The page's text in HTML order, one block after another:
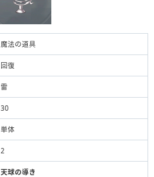
魔法の道具
回復
雷
30
単体
2
天球の導き